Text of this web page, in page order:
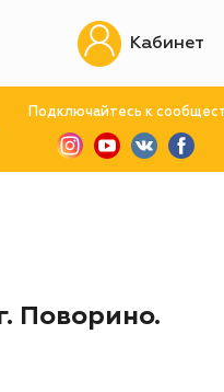
Подключайтесь к
Кабинет
Поворино.